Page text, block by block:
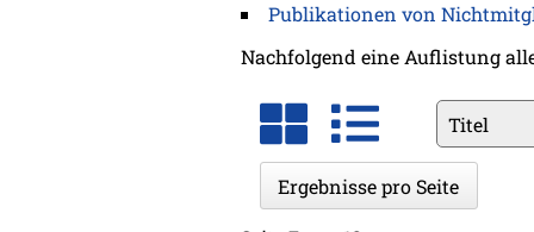
Publikationen von
Nachfolgend eine Auflistung
Felder
Ergebnisse pro Seite